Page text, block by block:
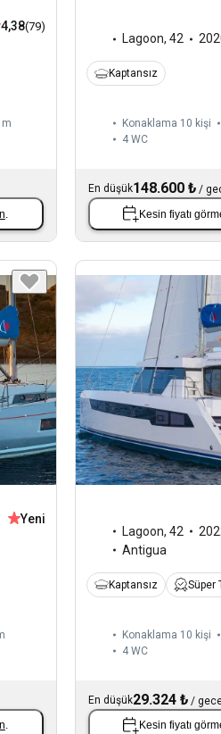
4,38(79)
m
Lagoon, 42
Kaptansız
Konaklama 10 kişi
4 WC
En düşük148.600 ₺/
Kesin fiyatı
Yeni
.
Lagoon, 42
Antigua
Kaptansız Süper
Konaklama 10 kişi
4 WC
En düşük29.324 ₺/
Kesin fiyatı